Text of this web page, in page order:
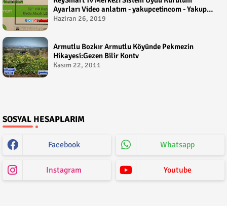
Ayarları Video anlatım - yakupcetincom - Yakup
Çetin
Haziran 26, 2019
Armutlu Bozkır Armutlu Köyünde Pekmezin
Hikayesi:Gezen Bilir Kontv
Kasım 22, 2011
SOSYAL HESAPLARIM
Facebook Whatsapp
Instagram Youtube